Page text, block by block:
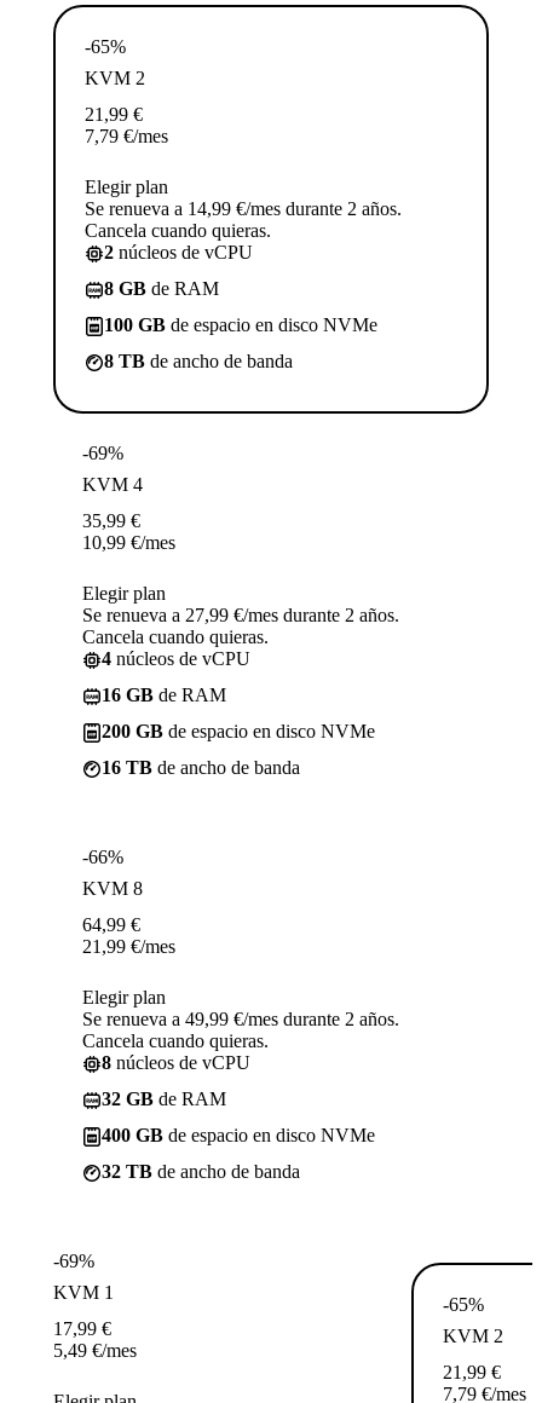
-65%
KVM 2
21,99 €
7,79 €/mes
Elegir plan
Se renueva a 14,99 €/mes durante 2 años.
Cancela cuando quieras.
2 núcleos de vCPU
8 GB de RAM
100 GB de espacio en disco NVMe
8 TB de ancho de banda
-69%
KVM 4
35,99 €
10,99 €/mes
Elegir plan
Se renueva a 27,99 €/mes durante 2 años.
Cancela cuando quieras.
4 núcleos de vCPU
16 GB de RAM
200 GB de espacio en disco NVMe
16 TB de ancho de banda
-66%
KVM 8
64,99 €
21,99 €/mes
Elegir plan
Se renueva a 49,99 €/mes durante 2 años.
Cancela cuando quieras.
8 núcleos de vCPU
32 GB de RAM
400 GB de espacio en disco NVMe
32 TB de ancho de banda
-69%
KVM 1
17,99 €
5,49 €/mes
-65%
KVM 2
21,99 €
7,79 €/mes